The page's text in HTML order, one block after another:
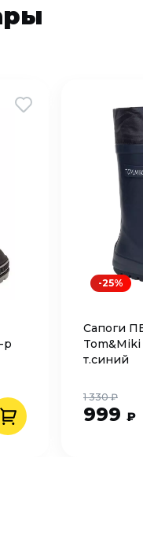
р
Сапоги
Tom&Miki
т.синий
999 ₽
1 330 ₽
-25%